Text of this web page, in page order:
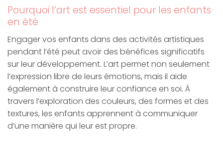
Pourquoi l’art est essentiel pour les enfants
en été
Engager vos enfants dans des activités artistiques
pendant l’été peut avoir des bénéfices significatifs
sur leur développement. L’art permet non seulement
l’expression libre de leurs émotions, mais il aide
également à construire leur confiance en soi. À
travers l’exploration des couleurs, des formes et des
textures, les enfants apprennent à communiquer
d’une manière qui leur est propre.